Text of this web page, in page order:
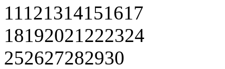
11121314151617
18192021222324
252627282930